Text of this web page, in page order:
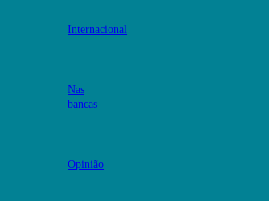
Internacional
Nas
bancas
Opinião